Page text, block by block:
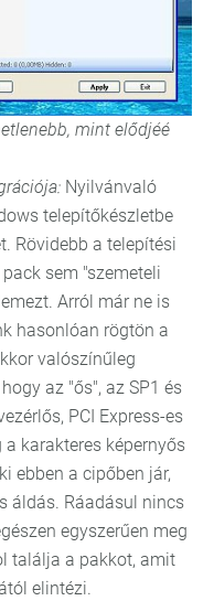
mint elődjéé
Nyilvánvaló
telepítőkészletbe
Rövidebb a telepítési
sem "szemeteli
Arról már ne is
hasonlóan rögtön a
valószínűleg
az "ős", az SP1 és
PCI Express-es
karakteres képernyős
ebben a cipőben jár,
áldás. Ráadásul nincs
egyszerűen meg
találja a pakkot, amit
elintézi.